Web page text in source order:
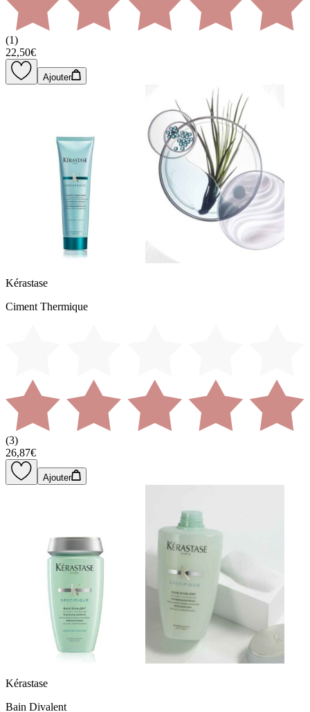
(1)
22,50€
Ajouter
Kérastase
Ciment Thermique
(3)
26,87€
Ajouter
Kérastase
Bain Divalent